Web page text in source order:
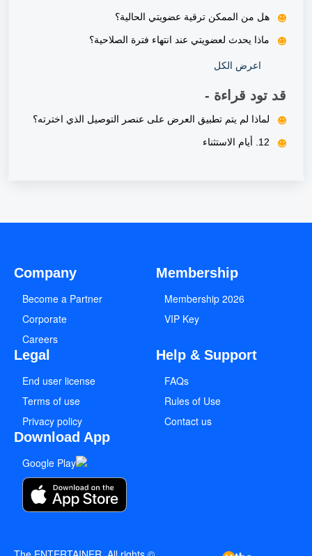
هل من الممكن ترقية عضويتي الحالية؟
ماذا يحدث لعضويتي عند انتهاء فترة الصلاحية؟
اعرض الكل
قد تود قراءة -
لماذا لم يتم تطبيق العرض على عنصر التوصيل الذي اخترته؟
12. أيام الاستثناء
Membership
2026 Membership
VIP Key
Company
Become a Partner
Corporate
Careers
Help & Support
FAQs
Rules of Use
Contact us
Legal
End user license
Terms of use
Privacy policy
Download App